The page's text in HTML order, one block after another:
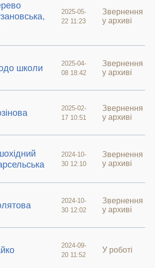
2025-05-
22 11:23
Звернення
у архиві
школи
2025-04-
08 18:42
Звернення
у архиві
2025-02-
17 10:51
Звернення
у архиві
2024-10-
30 12:10
Звернення
у архиві
2024-10-
30 12:02
Звернення
у архиві
2024-09-
20 11:52
У роботі